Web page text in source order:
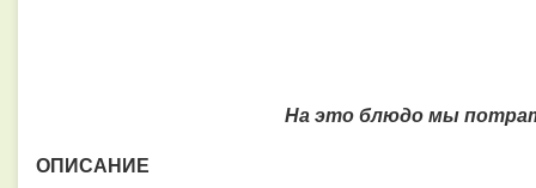
На это блюдо мы
ОПИСАНИЕ